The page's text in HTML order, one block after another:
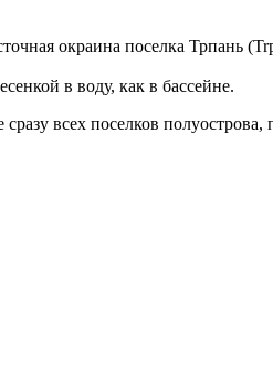
окраина поселка Трпань
в воду, как в бассейне.
всех поселков полуострова,